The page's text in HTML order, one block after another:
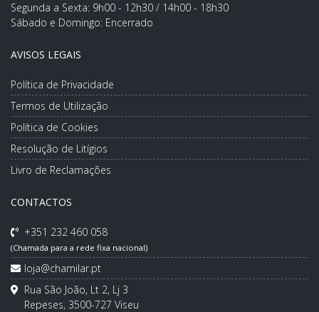
Segunda a Sexta: 9h00 - 12h30 / 14h00 - 18h30
Sábado e Domingo: Encerrado
AVISOS LEGAIS
Política de Privacidade
Termos de Utilização
Política de Cookies
Resolução de Litígios
Livro de Reclamações
CONTACTOS
+351 232 460 058
(Chamada para a rede fixa nacional)
loja@chamilar.pt
Rua São João, Lt 2, Lj 3
Repeses, 3500-727 Viseu